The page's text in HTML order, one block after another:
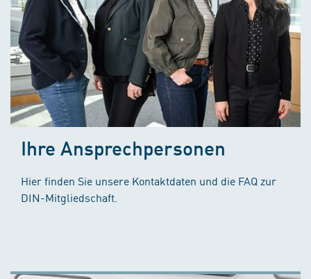
Ihre Ansprechpersonen
Hier finden Sie unsere Kontaktdaten und die FAQ zur
DIN-Mitgliedschaft.